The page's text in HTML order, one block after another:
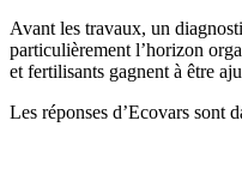
Avant les travaux, un
particulièrement l’horizon
et fertilisants gagnent à être
Les réponses d’Ecovars sont